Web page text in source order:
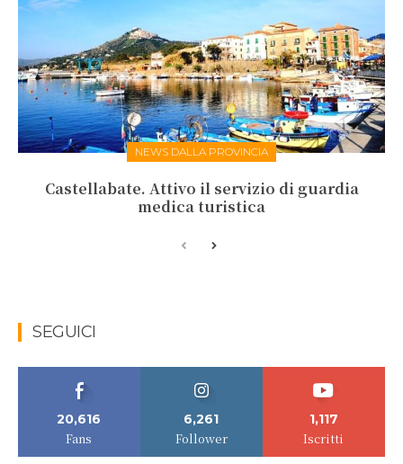
NEWS DALLA PROVINCIA
Castellabate. Attivo il servizio di guardia
medica turistica
SEGUICI
20,616
Fans
6,261
Follower
1,117
Iscritti